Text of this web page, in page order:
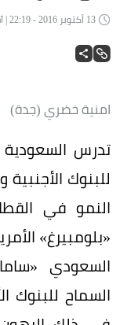
امنية خضري (جدة)
تدرس السعودية
للبنوك
النمو في
«بلومبيرغ»
السعودي
السماح للبنوك